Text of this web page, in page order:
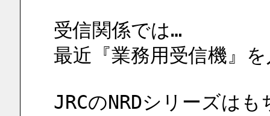
受信関係では…
最近『業務用受信機』
JRCのNRDシリーズは